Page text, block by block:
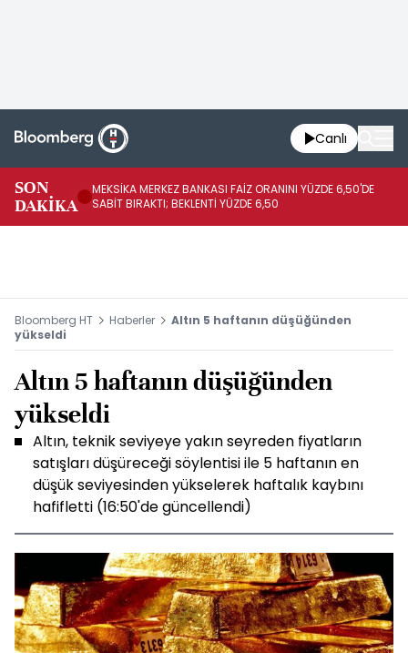
Canlı
SON
DAKİKA
MEKSİKA MERKEZ BANKASI FAİZ ORANINI YÜZDE 6,50'DE
SABİT BIRAKTI; BEKLENTİ YÜZDE 6,50
Bloomberg HT Haberler
Altın 5 haftanın düşüğünden
yükseldi
Altın 5 haftanın düşüğünden
yükseldi
Altın, teknik seviyeye yakın seyreden fiyatların
satışları düşüreceği söylentisi ile 5 haftanın en
düşük seviyesinden yükselerek haftalık kaybını
hafifletti (16:50'de güncellendi)